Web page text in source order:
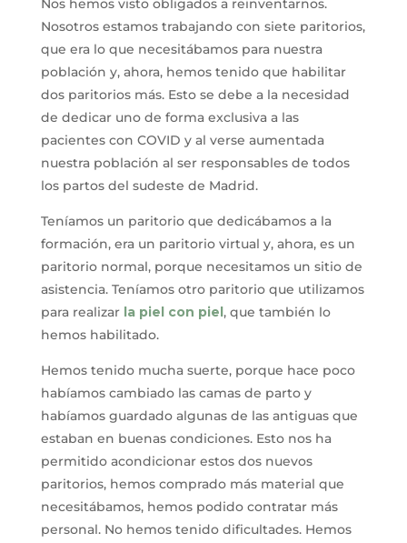
Nos hemos visto obligados a reinventarnos.
Nosotros estamos trabajando con siete paritorios,
que era lo que necesitábamos para nuestra
población y, ahora, hemos tenido que habilitar
dos paritorios más. Esto se debe a la necesidad
de dedicar uno de forma exclusiva a las
pacientes con COVID y al verse aumentada
nuestra población al ser responsables de todos
los partos del sudeste de Madrid.
Teníamos un paritorio que dedicábamos a la
formación, era un paritorio virtual y, ahora, es un
paritorio normal, porque necesitamos un sitio de
asistencia. Teníamos otro paritorio que utilizamos
para realizar la piel con piel , que también lo
hemos habilitado.
Hemos tenido mucha suerte, porque hace poco
habíamos cambiado las camas de parto y
habíamos guardado algunas de las antiguas que
estaban en buenas condiciones. Esto nos ha
permitido acondicionar estos dos nuevos
paritorios, hemos comprado más material que
necesitábamos, hemos podido contratar más
personal. No hemos tenido dificultades. Hemos